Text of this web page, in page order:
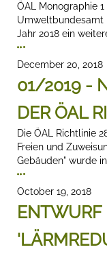
ÖAL Monographie
Umweltbundesamt
Jahr 2018 ein
December 20, 2018
01/2019 -
DER ÖAL
Die ÖAL Richtlinie
Freien und
Gebäuden" wurde
October 19, 2018
ENTWURF